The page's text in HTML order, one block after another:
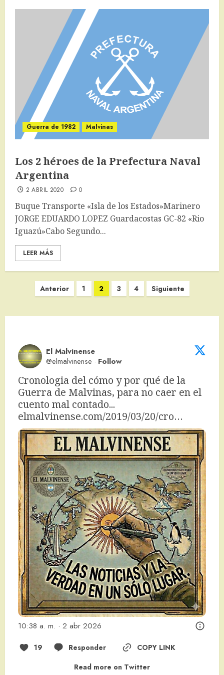
Guerra de 1982 Malvinas
Los 2 héroes de la Prefectura Naval
Argentina
2 ABRIL 2020 0
Buque Transporte «Isla de los Estados»Marinero
JORGE EDUARDO LOPEZ Guardacostas GC-82 «Rio
Iguazú»Cabo Segundo...
LEER MÁS
Paginación
entradas
Anterior 1 2 3 4 Siguiente
El Malvinense
@elmalvinense · Follow
Cronologia del cómo y por qué de la
Guerra de Malvinas, para no caer en el
elmalvinense.com/2019/03/20/cro…
10:38 a. m. · 2 abr 2026
19 Responder
COPY LINK
Read more on Twitter